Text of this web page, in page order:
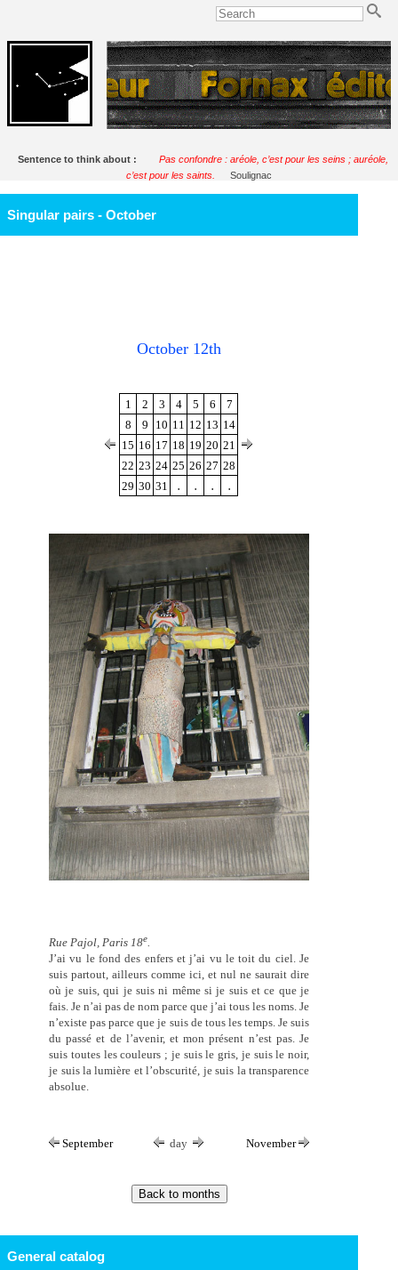
Sentence to think about :
Pas confondre : aréole, c’est pour les seins ; auréole,
c’est pour les saints.
Soulignac
Singular pairs - October
October 12th
1 2 3 4 5 6
7
8
9 10 11 12 13 14
15 16 17 18 19 20 21
22 23 24 25 26 27 28
29 30 31 . . . .
Rue Pajol, Paris 18e.
J’ai vu le fond des enfers et j’ai vu le toit du ciel. Je
suis partout, ailleurs comme ici, et nul ne saurait dire
où je suis, qui je suis ni même si je suis et ce que je
fais. Je n’ai pas de nom parce que j’ai tous les noms. Je
n’existe pas parce que je suis de tous les temps. Je suis
du passé et de l’avenir, et mon présent n’est pas. Je
suis toutes les couleurs ; je suis le gris, je suis le noir,
je suis la lumière et l’obscurité, je suis la transparence
absolue.
September day November
General catalog